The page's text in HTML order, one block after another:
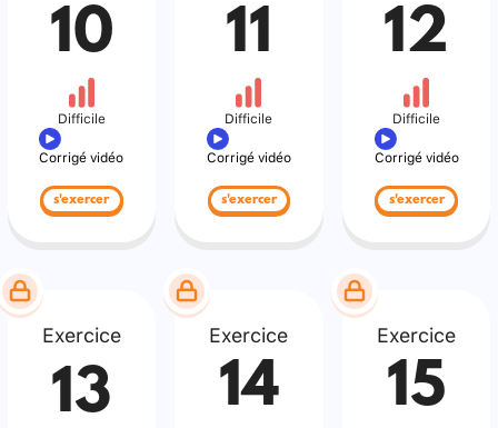
10
Difficile
Corrigé vidéo
s'exercer
11
Difficile
Corrigé vidéo
s'exercer
12
Difficile
Corrigé vidéo
s'exercer
Exercice
13
Exercice
14
Exercice
15